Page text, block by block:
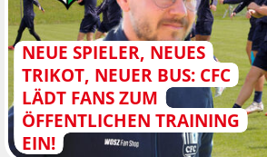
NEUE SPIELER, NEUES
TRIKOT, NEUER BUS: CFC
LÄDT FANS ZUM
ÖFFENTLICHEN TRAINING
EIN!